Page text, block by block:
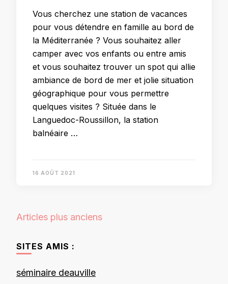
Vous cherchez une station de vacances
pour vous détendre en famille au bord de
la Méditerranée ? Vous souhaitez aller
camper avec vos enfants ou entre amis
et vous souhaitez trouver un spot qui allie
ambiance de bord de mer et jolie situation
géographique pour vous permettre
quelques visites ? Située dans le
Languedoc-Roussillon, la station
balnéaire …
16 AOÛT 2021
Navigation
articles
Articles plus anciens
SITES AMIS :
séminaire deauville